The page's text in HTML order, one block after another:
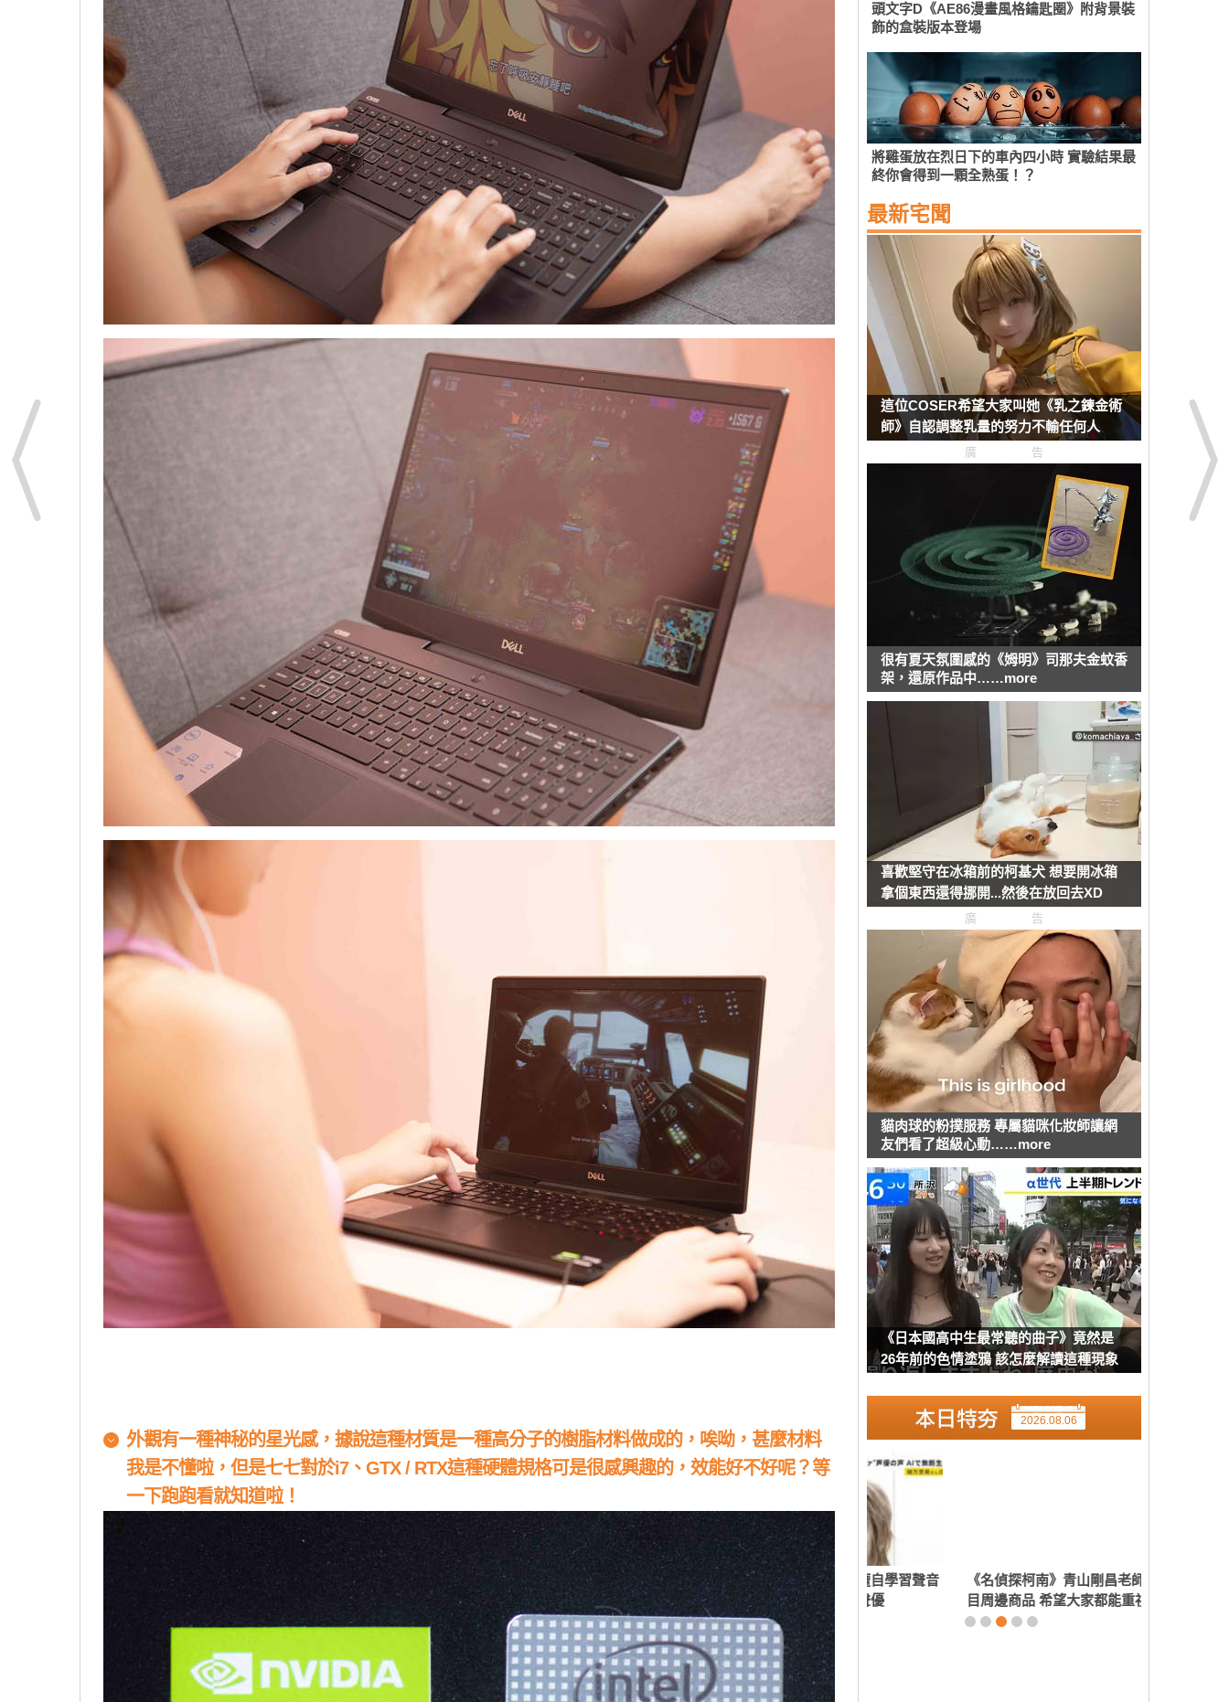
外觀有一種神秘的星光感，據說這種材質是一種高分子的樹脂材料做成的，唉呦，甚麼材料
我是不懂啦，但是七七對於i7、 GTX / RTX這種硬體規格可是很感興趣的，效能好不好呢？等
一下跑跑看就知道啦！
頭文字D《AE86漫畫風格鑰匙圈》附背景裝
飾的盒裝版本登場
將雞蛋放在烈日下的車內四小時 實驗結果最
終你會得到一顆全熟蛋！？
最新宅聞
這位COSER希望大家叫她《乳之鍊金術
師》自認調整乳量的努力不輸任何人
廣告
很有夏天氛圍感的《姆明》司那夫金蚊香
架，還原作品中……more
喜歡堅守在冰箱前的柯基犬 想要開冰箱
拿個東西還得挪開...然後在放回去XD
廣告
貓肉球的粉撲服務 專屬貓咪化妝師讓網
友們看了超級心動……more
《日本國高中生最常聽的曲子》竟然是
26年前的色情塗鴉 該怎麼解讀這種現象
2026.08.06